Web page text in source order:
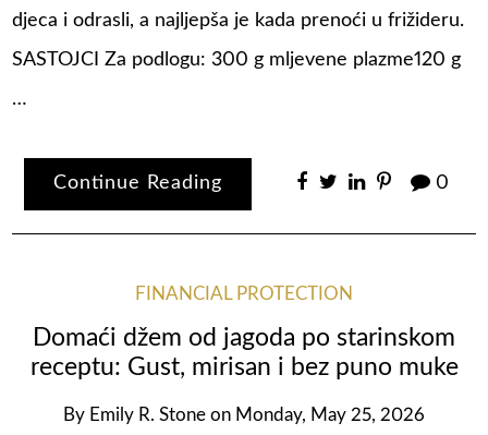
djeca i odrasli, a najljepša je kada prenoći u frižideru.
SASTOJCI Za podlogu: 300 g mljevene plazme120 g
…
Continue Reading 0
FINANCIAL PROTECTION
Domaći džem od jagoda po starinskom
receptu: Gust, mirisan i bez puno muke
By Emily R. Stone on Monday, May 25, 2026